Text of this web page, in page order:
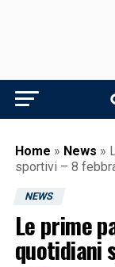
Home » News »
sportivi – 8
NEWS
Le prime
quotidiani